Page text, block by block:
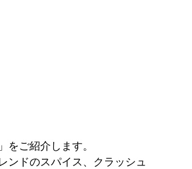
ご紹介します。
ンドのスパイス、クラッシュ